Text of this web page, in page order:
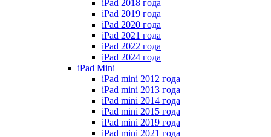
iPad 2018 года
iPad 2019 года
iPad 2020 года
iPad 2021 года
iPad 2022 года
iPad 2024 года
iPad Mini
iPad mini 2012 года
iPad mini 2013 года
iPad mini 2014 года
iPad mini 2015 года
iPad mini 2019 года
iPad mini 2021 года